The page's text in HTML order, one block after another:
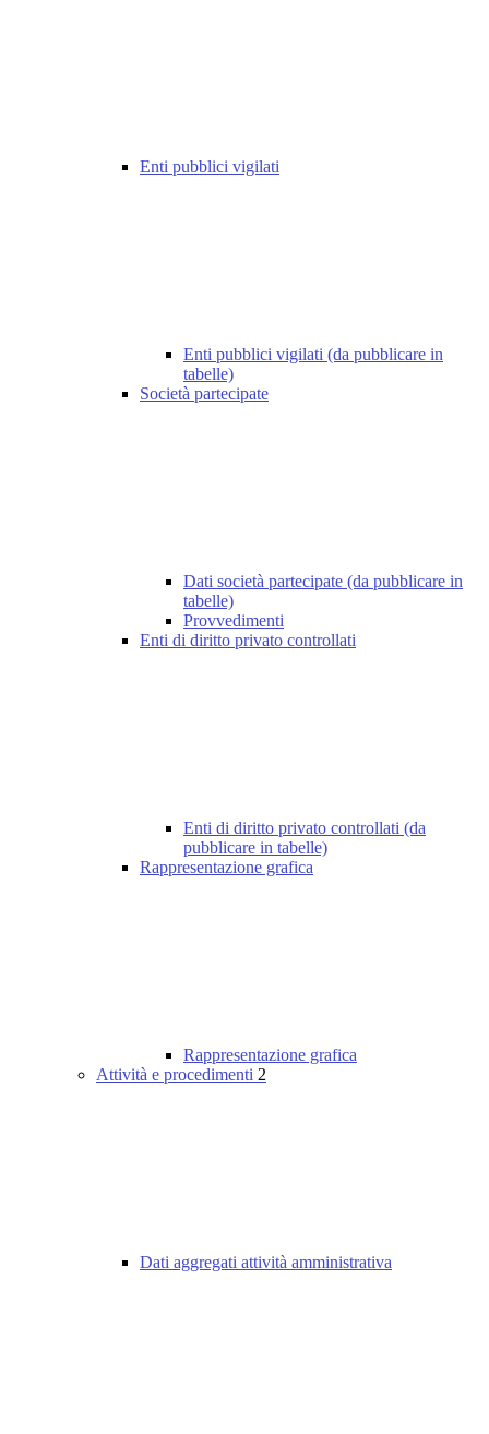
Enti pubblici vigilati
Enti pubblici vigilati (da pubblicare in
tabelle)
Società partecipate
Dati società partecipate (da pubblicare in
tabelle)
Provvedimenti
Enti di diritto privato controllati
Enti di diritto privato controllati (da
pubblicare in tabelle)
Rappresentazione grafica
Rappresentazione grafica
Attività e procedimenti 2
Dati aggregati attività amministrativa